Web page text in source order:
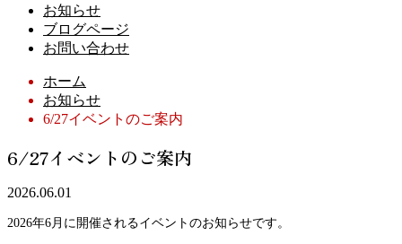
お知らせ
ブログページ
お問い合わせ
ホーム
お知らせ
6/27イベントのご案内
6/27イベントのご案内
2026.06.01
2026年6月に開催されるイベントのお知らせです。